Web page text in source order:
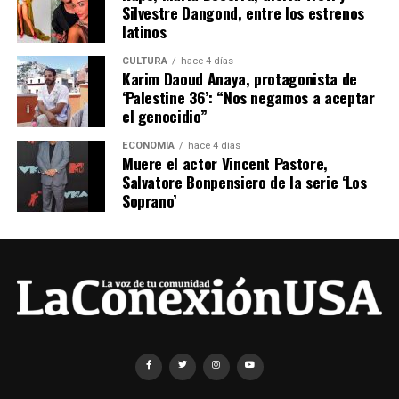
Silvestre Dangond, entre los estrenos
latinos
CULTURA hace 4 días
Karim Daoud Anaya, protagonista de
‘Palestine 36’: “Nos negamos a aceptar
el genocidio”
ECONOMÍA hace 4 días
Muere el actor Vincent Pastore,
Salvatore Bonpensiero de la serie ‘Los
Soprano’